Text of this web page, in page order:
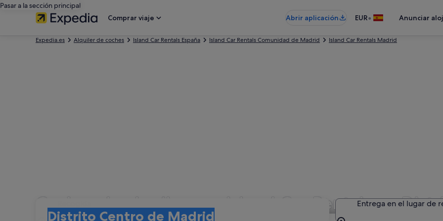
Pasar a la sección principal
Comprar viaje
Abrir aplicación EUR• Anunciar
Expedia.es Alquiler de coches Island Car Rentals España Island Car Rentals Comunidad de Madrid Island Car Rentals Madrid
Coches de alquiler con Island Car Rentals en
Distrito Centro de Madrid
Entrega en el lugar de